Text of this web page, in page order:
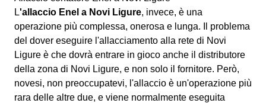
L'allaccio Enel a Novi Ligure, invece, è una
operazione più complessa, onerosa e lunga. Il problema
del dover eseguire l'allacciamento alla rete di Novi
Ligure è che dovrà entrare in gioco anche il distributore
della zona di Novi Ligure, e non solo il fornitore. Però,
novesi, non preoccupatevi, l'allaccio è un'operazione più
rara delle altre due, e viene normalmente eseguita